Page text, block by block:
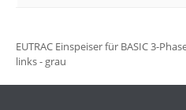
EUTRAC Einspeiser für BASIC 3-
links - grau